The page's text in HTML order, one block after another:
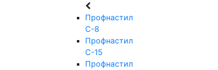
Профнастил
С-8
Профнастил
С-15
Профнастил